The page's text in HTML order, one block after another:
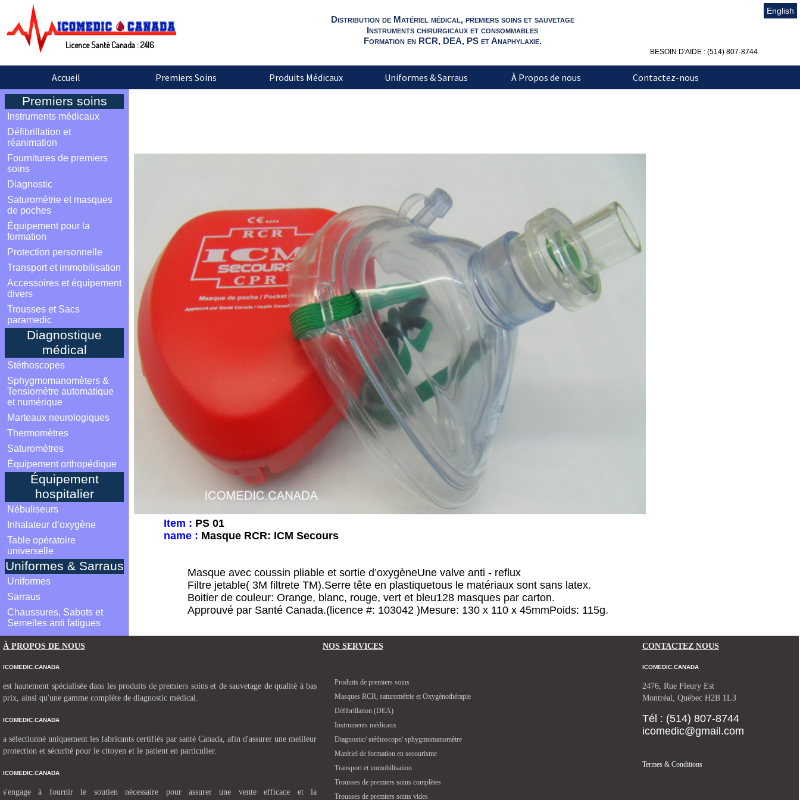
Licence Santé Canada : 2416
Distribution de Matériel médical, premiers soins et sauvetage
Instruments chirurgicaux et consommables
Formation en RCR, DEA, PS et Anaphylaxie.
English
BESOIN D'AIDE : (514) 807-8744
Accueil Premiers Soins Produits Médicaux Uniformes & Sarraus À Propos de nous Contactez-nous
Premiers soins
Instruments médicaux
Défibrillation et
réanimation
Fournitures de premiers
soins
Diagnostic
Saturomètrie et masques
de poches
Équipement pour la
formation
Protection personnelle
Transport et immobilisation
Accessoires et équipement
divers
Trousses et Sacs
paramedic
Diagnostique
médical
Stéthoscopes
Sphygmomanomèters &
Tensiomètre automatique
et numérique
Marteaux neurologiques
Thermomètres
Saturomètres
Équipement orthopédique
Équipement
hospitalier
Nébuliseurs
Inhalateur d’oxygène
Table opératoire
universelle
Uniformes & Sarraus
Uniformes
Sarraus
Chaussures, Sabots et
Semelles anti fatigues
Item : PS 01
name : Masque RCR: ICM Secours
Masque avec coussin pliable et sortie d’oxygèneUne valve anti - reflux
Filtre jetable( 3M filtrete TM).Serre tête en plastiquetous le matériaux sont sans latex.
Boitier de couleur: Orange, blanc, rouge, vert et bleu128 masques par carton.
Approuvé par Santé Canada.(licence #: 103042 )Mesure: 130 x 110 x 45mmPoids: 115g.
À PROPOS DE NOUS
ICOMEDIC.CANADA
est hautement spécialisée dans les produits de premiers soins et de sauvetage de qualité à bas
prix, ainsi qu'une gamme complète de diagnostic médical.
ICOMEDIC.CANADA
a sélectionné uniquement les fabricants certifiés par santé Canada, afin d'assurer une meilleur
protection et sécurité pour le citoyen et le patient en particulier.
ICOMEDIC.CANADA
s'engage à fournir le soutien nécessaire pour assurer une vente efficace et la
NOS SERVICES
Produits de premiers soins
Masques RCR, saturométrie et Oxygénothérapie
Défibrillation (DEA)
Instruments médicaux
Diagnostic/ stéthoscope/ sphygmomanomètre
Matériel de formation en secourisme
Transport et immobilisation
Trousses de premiers soins complètes
Trousses de premiers soins vides
CONTACTEZ NOUS
ICOMEDIC.CANADA
2476, Rue Fleury Est
Montréal, Québec H2B 1L3
Tél : (514) 807-8744
icomedic@gmail.com
Termes & Conditions